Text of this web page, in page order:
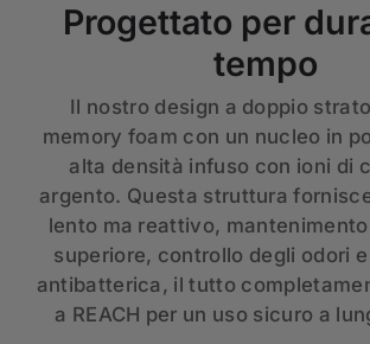
Progettato per
tempo
Il nostro design a doppio
memory foam con un nucleo in
alta densità infuso con ioni di
argento. Questa struttura
lento ma reattivo,
superiore, controllo degli odori
antibatterica, il tutto
a REACH per un uso sicuro a